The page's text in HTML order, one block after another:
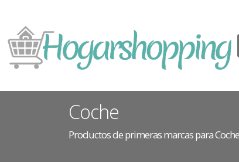
Coche
Productos de primeras marcas para Coche